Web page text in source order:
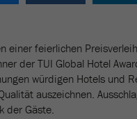
einer feierlichen
der TUI Global Hotel
würdigen Hotels und
auszeichnen.
der Gäste.